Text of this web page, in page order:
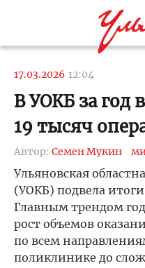
17.03.2026 12:04
В УОКБ за год
19 тысяч
Автор: Семен Мукин
Ульяновская
(УОКБ) подвела
Главным трендом
рост объемов
по всем
поликлинике до